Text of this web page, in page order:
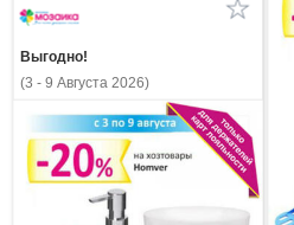
Выгодно!
(3 - 9 Августа 2026)